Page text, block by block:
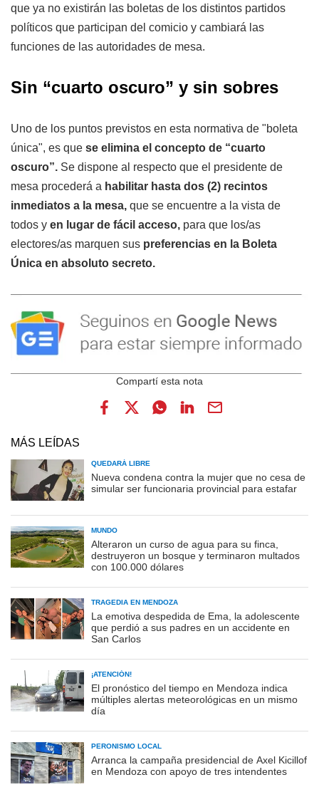
que ya no existirán las boletas de los distintos partidos
políticos que participan del comicio y cambiará las
funciones de las autoridades de mesa.
Sin “cuarto oscuro” y sin sobres
Uno de los puntos previstos en esta normativa de "boleta
única", es que se elimina el concepto de “cuarto
oscuro”. Se dispone al respecto que el presidente de
mesa procederá a habilitar hasta dos (2) recintos
inmediatos a la mesa, que se encuentre a la vista de
todos y en lugar de fácil acceso, para que los/as
electores/as marquen sus preferencias en la Boleta
Única en absoluto secreto.
MÁS LEÍDAS
QUEDARÁ LIBRE
Nueva condena contra la mujer que no cesa de
simular ser funcionaria provincial para estafar
MUNDO
Alteraron un curso de agua para su finca,
destruyeron un bosque y terminaron multados
con 100.000 dólares
TRAGEDIA EN MENDOZA
La emotiva despedida de Ema, la adolescente
que perdió a sus padres en un accidente en
San Carlos
¡ATENCIÓN!
El pronóstico del tiempo en Mendoza indica
múltiples alertas meteorológicas en un mismo
día
PERONISMO LOCAL
Arranca la campaña presidencial de Axel Kicillof
en Mendoza con apoyo de tres intendentes